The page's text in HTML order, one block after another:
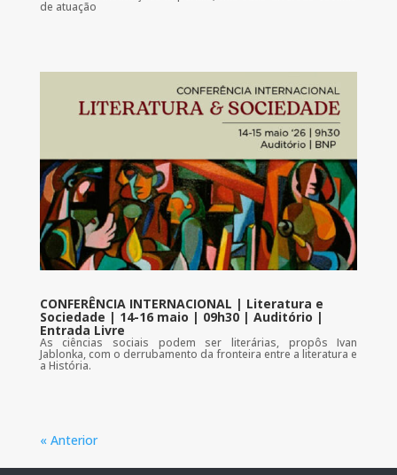
de atuação
CONFERÊNCIA INTERNACIONAL | Literatura e
Sociedade | 14-16 maio | 09h30 | Auditório |
Entrada Livre
As ciências sociais podem ser literárias, propôs Ivan
Jablonka, com o derrubamento da fronteira entre a literatura e
a História.
« Anterior